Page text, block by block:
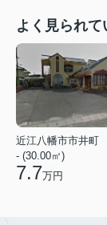
よく見られて
近江八幡市市井町
- (30.00㎡)
7.7万円